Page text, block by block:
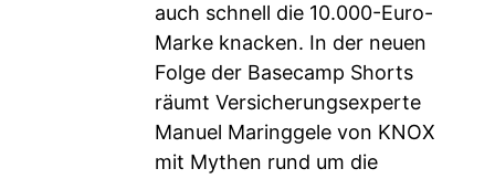
auch schnell die 10.000-Euro-
Marke knacken. In der neuen
Folge der Basecamp Shorts
räumt Versicherungsexperte
Manuel Maringgele von KNOX
mit Mythen rund um die